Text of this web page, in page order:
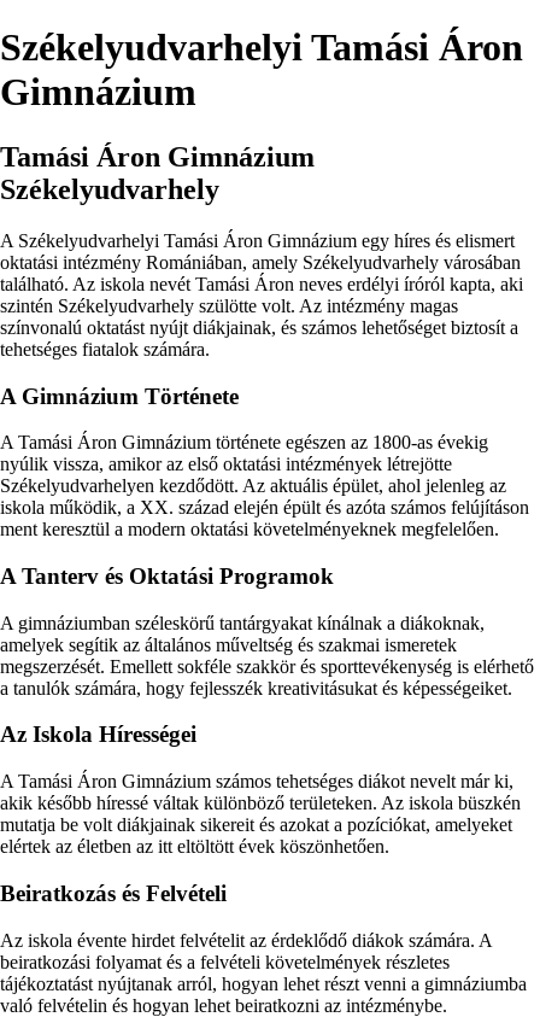
Székelyudvarhelyi Tamási Áron
Gimnázium
Tamási Áron Gimnázium
Székelyudvarhely
A Székelyudvarhelyi Tamási Áron Gimnázium egy híres és elismert
oktatási intézmény Romániában, amely Székelyudvarhely városában
található. Az iskola nevét Tamási Áron neves erdélyi íróról kapta, aki
szintén Székelyudvarhely szülötte volt. Az intézmény magas
színvonalú oktatást nyújt diákjainak, és számos lehetőséget biztosít a
tehetséges fiatalok számára.
A Gimnázium Története
A Tamási Áron Gimnázium története egészen az 1800-as évekig
nyúlik vissza, amikor az első oktatási intézmények létrejötte
Székelyudvarhelyen kezdődött. Az aktuális épület, ahol jelenleg az
iskola működik, a XX. század elején épült és azóta számos felújításon
ment keresztül a modern oktatási követelményeknek megfelelően.
A Tanterv és Oktatási Programok
A gimnáziumban széleskörű tantárgyakat kínálnak a diákoknak,
amelyek segítik az általános műveltség és szakmai ismeretek
megszerzését. Emellett sokféle szakkör és sporttevékenység is elérhető
a tanulók számára, hogy fejlesszék kreativitásukat és képességeiket.
Az Iskola Hírességei
A Tamási Áron Gimnázium számos tehetséges diákot nevelt már ki,
akik később híressé váltak különböző területeken. Az iskola büszkén
mutatja be volt diákjainak sikereit és azokat a pozíciókat, amelyeket
elértek az életben az itt eltöltött évek köszönhetően.
Beiratkozás és Felvételi
Az iskola évente hirdet felvételit az érdeklődő diákok számára. A
beiratkozási folyamat és a felvételi követelmények részletes
tájékoztatást nyújtanak arról, hogyan lehet részt venni a gimnáziumba
való felvételin és hogyan lehet beiratkozni az intézménybe.